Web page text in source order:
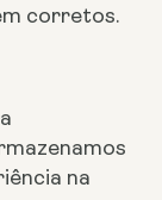
corretos.
na